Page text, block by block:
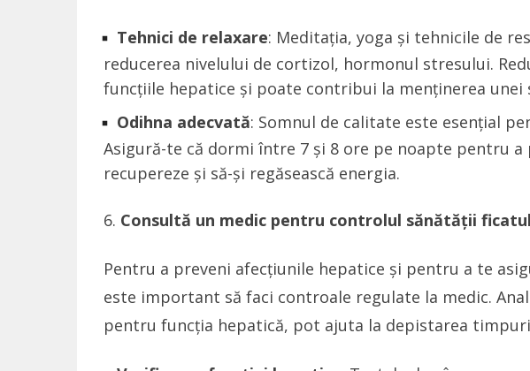
Tehnici de relaxare: Meditația, yoga și tehnicile de
reducerea nivelului de cortizol, hormonul stresului.
funcțiile hepatice și poate contribui la menținerea unei
Odihna adecvată: Somnul de calitate este esențial
Asigură-te că dormi între 7 și 8 ore pe noapte pentru
recupereze și să-și regăsească energia.
Consultă un medic pentru controlul sănătății
Pentru a preveni afecțiunile hepatice și pentru a te
este important să faci controale regulate la medic.
pentru funcția hepatică, pot ajuta la depistarea